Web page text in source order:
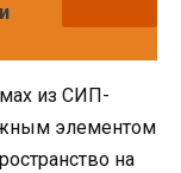
из СИП-
элементом
на